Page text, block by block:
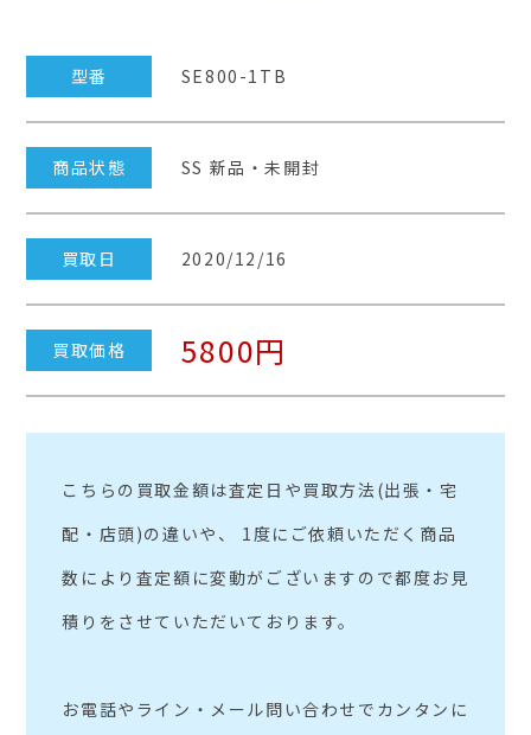
型番 SE800-1TB
商品状態 SS 新品・未開封
買取日 2020/12/16
買取価格 5800円
こちらの買取金額は査定日や買取方法(出張・宅
配・店頭)の違いや、 1度にご依頼いただく商品
数により査定額に変動がございますので都度お見
積りをさせていただいております。
お電話やライン・メール問い合わせでカンタンに